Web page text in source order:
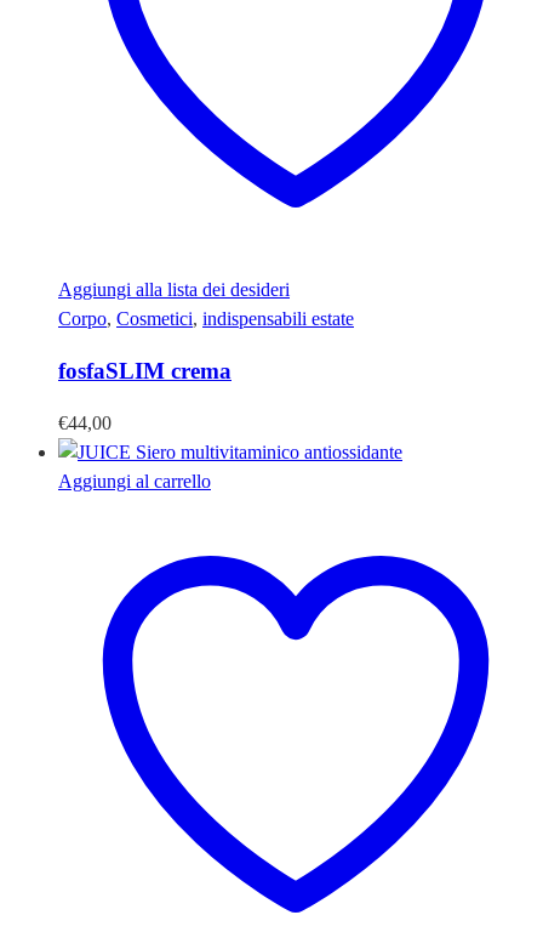
Aggiungi alla lista dei desideri
Corpo, Cosmetici, indispensabili estate
fosfaSLIM crema
€44,00
Aggiungi al carrello